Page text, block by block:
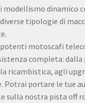
modellismo dinamico
tipologie di
motoscafi
completa:
ricambistica, agli
Potrai portare le tue
sulla nostra pista off